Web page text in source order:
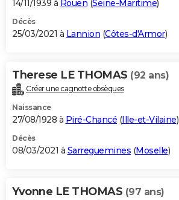
14/11/1939 à Rouen (Seine-Maritime)
Décès
25/03/2021 à Lannion (Côtes-d'Armor)
Therese LE THOMAS (92 ans)
Créer une cagnotte obsèques
Naissance
27/08/1928 à Piré-Chancé (Ille-et-Vilaine)
Décès
08/03/2021 à Sarreguemines (Moselle)
Yvonne LE THOMAS (97 ans)